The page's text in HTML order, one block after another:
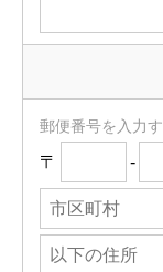
郵便番号を入力
〒 -